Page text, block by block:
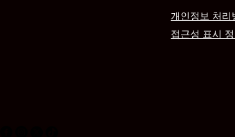
개인정보 처리
접근성 표시